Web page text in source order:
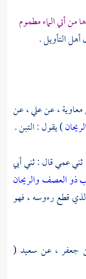
أتي الماء مطموم
التأويل .
معاوية، عنعلي، عن
) يقول : التبن .
عمي قال : ثني أبي
ذو العصف والريحان
قطع رءوسه ، فهو
جعفر ، عن سعيد (